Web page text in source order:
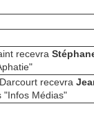
recevra
recevra
"Infos Médias"